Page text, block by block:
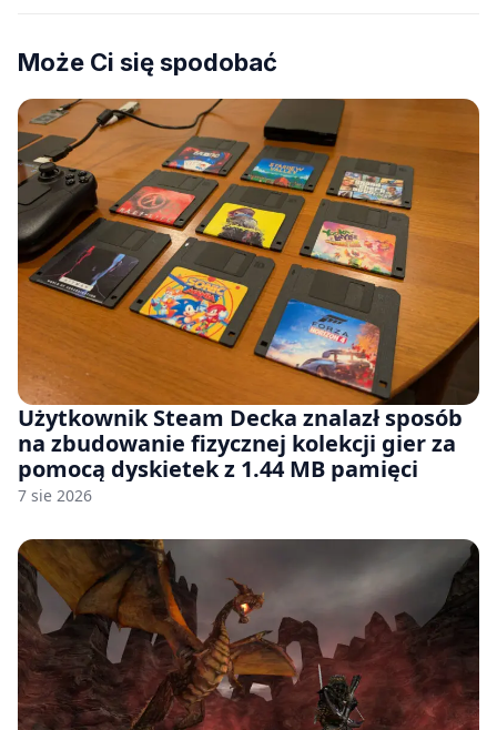
Może Ci się spodobać
Użytkownik Steam Decka znalazł sposób
na zbudowanie fizycznej kolekcji gier za
pomocą dyskietek z 1.44 MB pamięci
7 sie 2026